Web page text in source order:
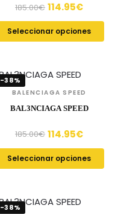
185.00€ 114.95€
Seleccionar opciones
-38%
BALENCIAGA SPEED
BAL3NCIAGA SPEED
185.00€ 114.95€
Seleccionar opciones
-38%